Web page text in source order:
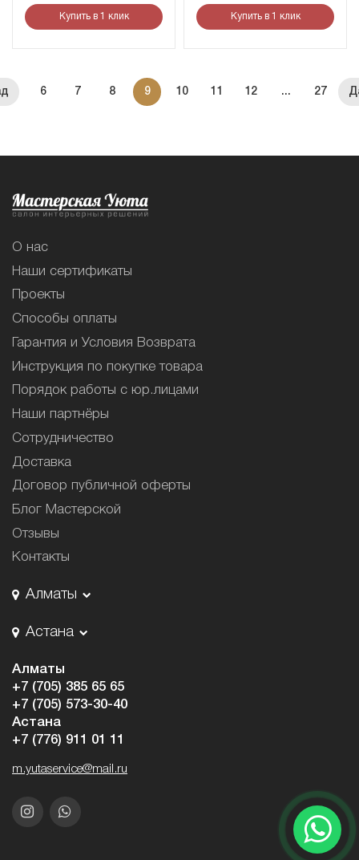
Купить в 1 клик Купить в 1 клик
6 7 8 9 10 11 12 ... 27
О нас
Наши сертификаты
Проекты
Способы оплаты
Гарантия и Условия Возврата
Инструкция по покупке товара
Порядок работы с юр.лицами
Наши партнёры
Сотрудничество
Доставка
Договор публичной оферты
Блог Мастерской
Отзывы
Контакты
Алматы
Астана
Алматы
+7 (705) 385 65 65
+7 (705) 573-30-40
Астана
+7 (776) 911 01 11
m.yutaservice@mail.ru